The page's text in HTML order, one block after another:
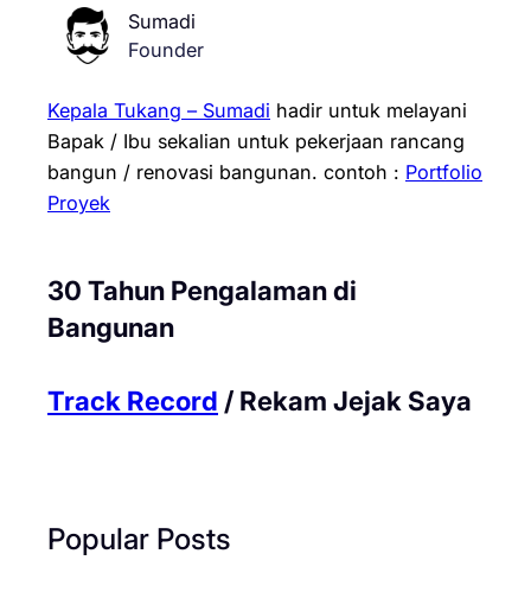
Sumadi
Founder
Kepala Tukang – Sumadi hadir untuk melayani
Bapak / Ibu sekalian untuk pekerjaan rancang
bangun / renovasi bangunan. contoh : Portfolio
Proyek
30 Tahun Pengalaman di
Bangunan
Track Record / Rekam Jejak Saya
Popular Posts